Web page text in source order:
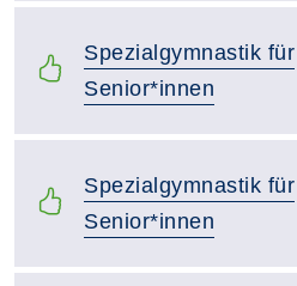
Spezialgymnastik für
Senior*innen
Spezialgymnastik für
Senior*innen